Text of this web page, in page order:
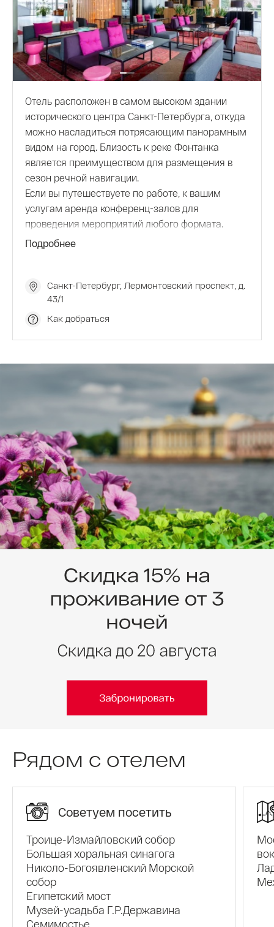
Отель расположен в самом высоком здании
исторического центра Санкт-Петербурга, откуда
можно насладиться потрясающим панорамным
видом на город. Близость к реке Фонтанка
является преимуществом для размещения в
сезон речной навигации.
Если вы путешествуете по работе, к вашим
услугам аренда конференц-залов для
проведения мероприятий любого формата.
Отель предлагает полноценное питание в
Подробнее
Санкт-Петербург, Лермонтовский проспект, д.
43/1
Как добраться
Рядом с отелем
Советуем посетить
Троице-Измайловский собор
Большая хоральная синагога
Николо-Богоявленский Морской
собор
Египетский мост
Музей-усадьба Г.Р.Державина
Семимостье